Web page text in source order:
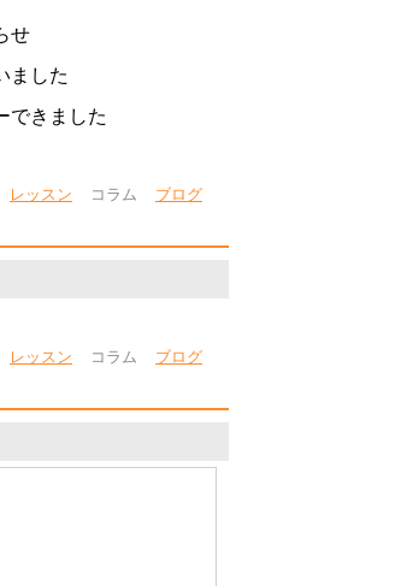
せ
ました
できました
レッスン コラム
ブログ
レッスン コラム
ブログ